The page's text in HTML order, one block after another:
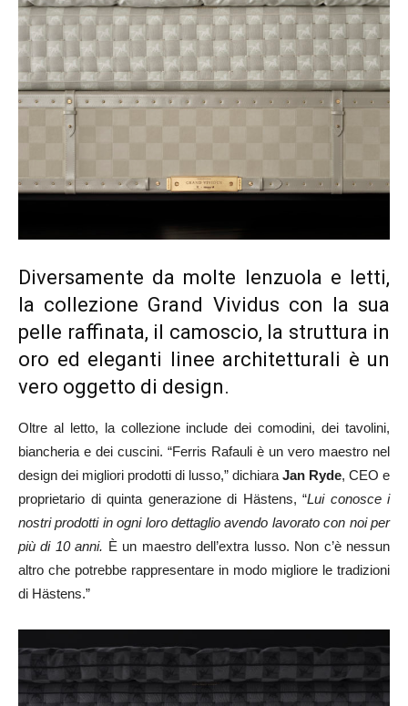
Diversamente da molte lenzuola e letti,
la collezione Grand Vividus con la sua
pelle raffinata, il camoscio, la struttura in
oro ed eleganti linee architetturali è un
vero oggetto di design.
Oltre al letto, la collezione include dei comodini, dei tavolini,
biancheria e dei cuscini. “Ferris Rafauli è un vero maestro nel
design dei migliori prodotti di lusso,” dichiara Jan Ryde, CEO e
proprietario di quinta generazione di Hästens, “Lui conosce i
nostri prodotti in ogni loro dettaglio avendo lavorato con noi per
più di 10 anni. È un maestro dell’extra lusso. Non c’è nessun
altro che potrebbe rappresentare in modo migliore le tradizioni
di Hästens.”